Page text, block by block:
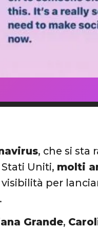
, che si sta
Uniti, molti
per
Grande,